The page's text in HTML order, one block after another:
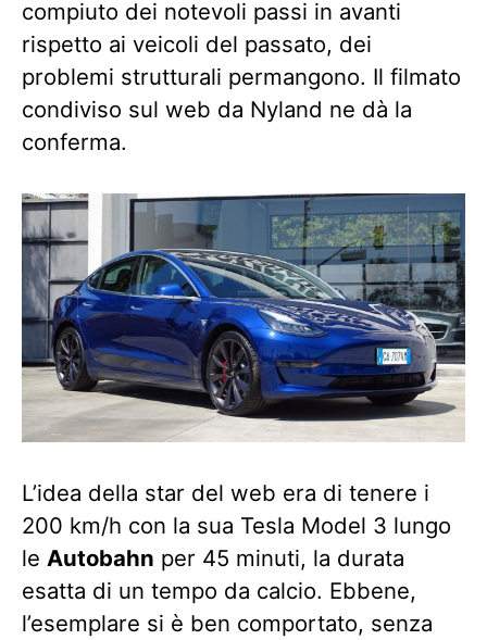
compiuto dei notevoli passi in avanti
rispetto ai veicoli del passato, dei
problemi strutturali permangono. Il filmato
condiviso sul web da Nyland ne dà la
conferma.
L’idea della star del web era di tenere i
200 km/h con la sua Tesla Model 3 lungo
le Autobahn per 45 minuti, la durata
esatta di un tempo da calcio. Ebbene,
l’esemplare si è ben comportato, senza